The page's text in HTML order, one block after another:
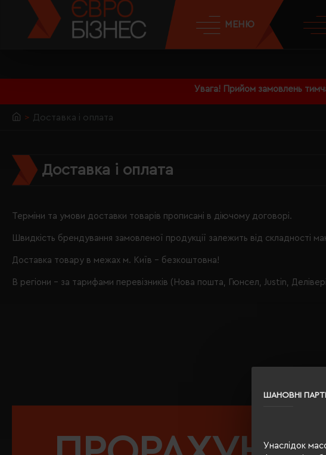
ШАНОВНІ
Унаслідок
Увага! Прийом замовлень
МЕНЮ
Доставка і оплата
Доставка і оплата
Терміни та умови доставки товарів прописані в діючому договорі.
Швидкість брендування замовленої продукції залежить від складності
Доставка товару в межах м. Київ – безкоштовна!
В регіони – за тарифами перевізників (Нова пошта, Гюнсел, Justin,